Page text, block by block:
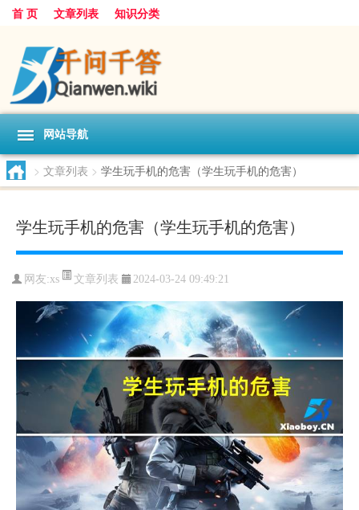
首 页 文章列表 知识分类
网站导航
> 文章列表 > 学生玩手机的危害（学生玩手机的危害）
学生玩手机的危害（学生玩手机的危害）
网友:xs 文章列表 2024-03-24 09:49:21